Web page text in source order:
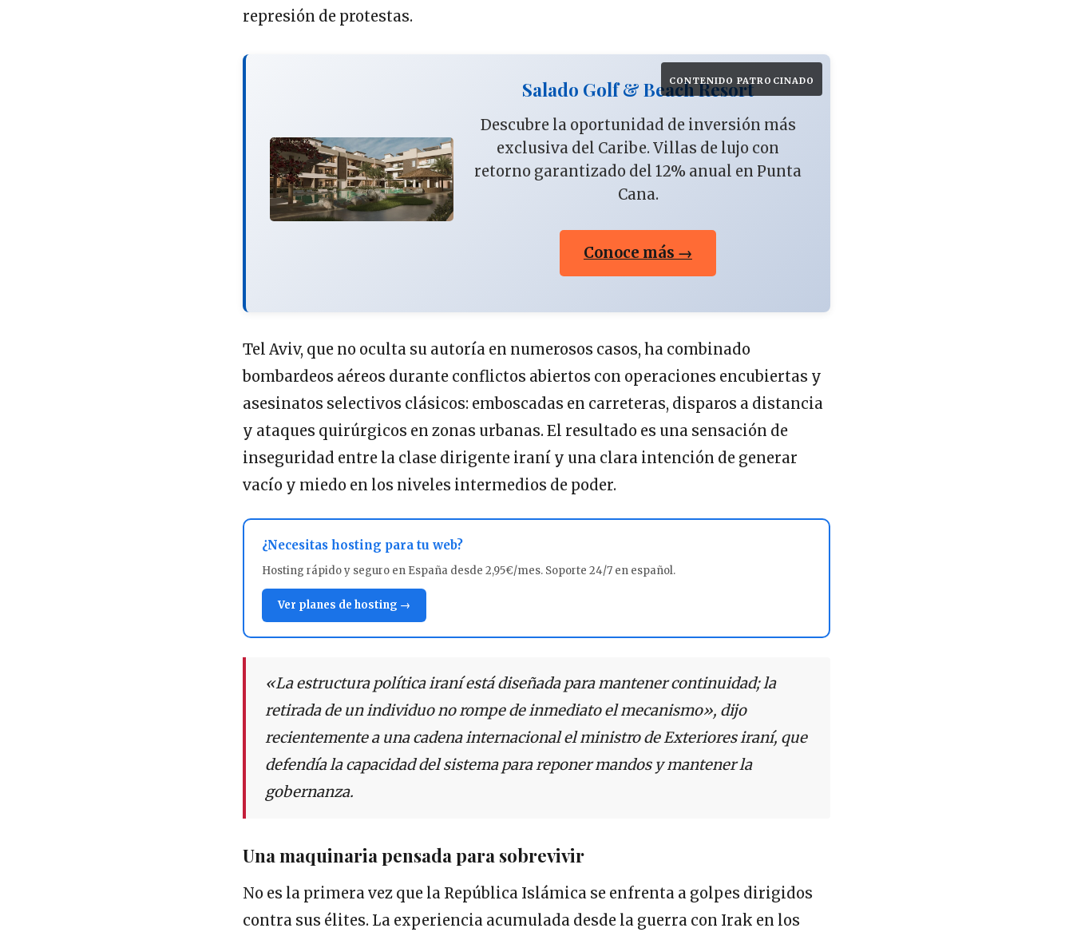
represión de protestas.
CONTENIDO PATROCINADO
Salado Golf & Beach Resort
Descubre la oportunidad de inversión más
exclusiva del Caribe. Villas de lujo con
retorno garantizado del 12% anual en Punta
Cana.
Conoce más →
Tel Aviv, que no oculta su autoría en numerosos casos, ha combinado
bombardeos aéreos durante conflictos abiertos con operaciones encubiertas y
asesinatos selectivos clásicos: emboscadas en carreteras, disparos a distancia
y ataques quirúrgicos en zonas urbanas. El resultado es una sensación de
inseguridad entre la clase dirigente iraní y una clara intención de generar
vacío y miedo en los niveles intermedios de poder.
¿Necesitas hosting para tu web?
Hosting rápido y seguro en España desde 2,95€/mes. Soporte 24/7 en español.
Ver planes de hosting →
«La estructura política iraní está diseñada para mantener continuidad; la
retirada de un individuo no rompe de inmediato el mecanismo», dijo
recientemente a una cadena internacional el ministro de Exteriores iraní, que
defendía la capacidad del sistema para reponer mandos y mantener la
gobernanza.
Una maquinaria pensada para sobrevivir
No es la primera vez que la República Islámica se enfrenta a golpes dirigidos
contra sus élites. La experiencia acumulada desde la guerra con Irak en los